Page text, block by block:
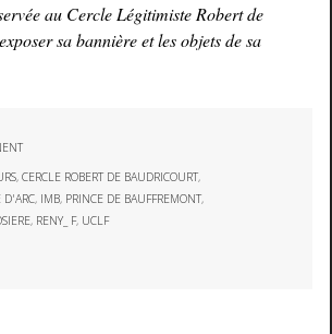
au Cercle Légitimiste Robert de
sa bannière et les objets de sa
,CERCLE ROBERT DE BAUDRICOURT,
D'ARC, IMB, PRINCE DE BAUFFREMONT,
, RENY_ F, UCLF